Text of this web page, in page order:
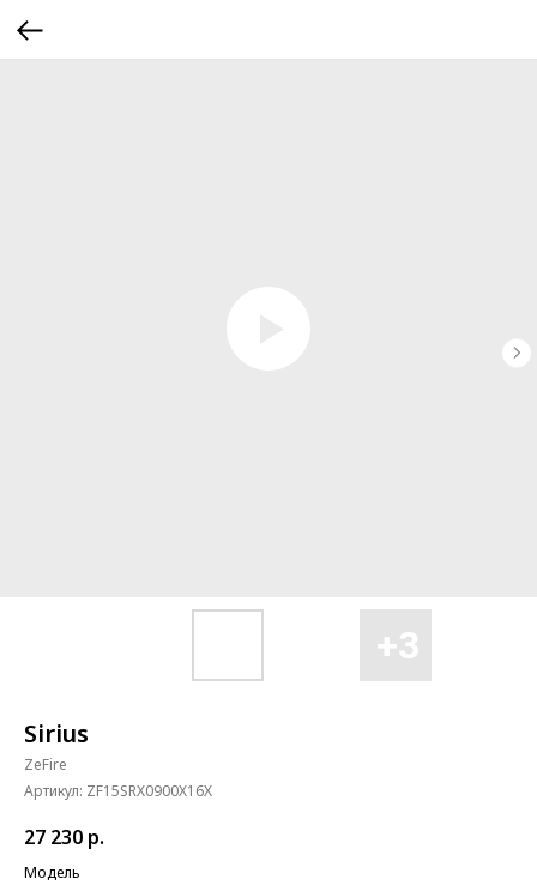
Sirius
ZeFire
Артикул: ZF15SRX0900X16X
27 230 р.
Модель